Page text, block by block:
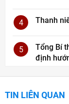
4 Thanh
5
Tổng Bí
định
TIN LIÊN QUAN